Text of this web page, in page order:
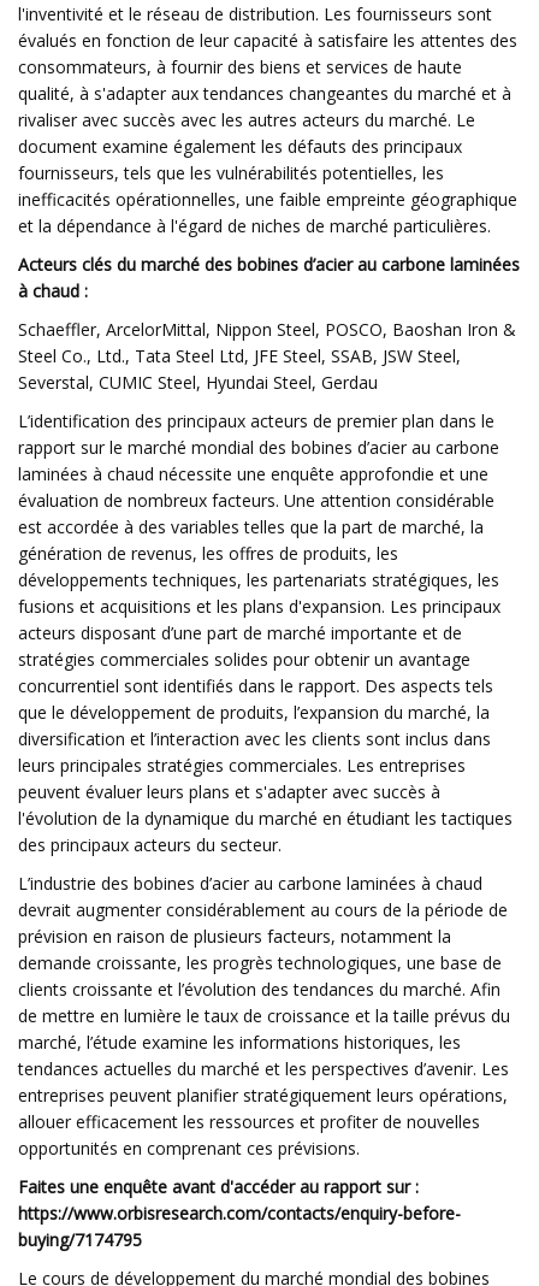
l'inventivité et le réseau de distribution. Les fournisseurs sont
évalués en fonction de leur capacité à satisfaire les attentes des
consommateurs, à fournir des biens et services de haute
qualité, à s'adapter aux tendances changeantes du marché et à
rivaliser avec succès avec les autres acteurs du marché. Le
document examine également les défauts des principaux
fournisseurs, tels que les vulnérabilités potentielles, les
inefficacités opérationnelles, une faible empreinte géographique
et la dépendance à l'égard de niches de marché particulières.
Acteurs clés du marché des bobines d’acier au carbone laminées
à chaud :
Schaeffler, ArcelorMittal, Nippon Steel, POSCO, Baoshan Iron &
Steel Co., Ltd., Tata Steel Ltd, JFE Steel, SSAB, JSW Steel,
Severstal, CUMIC Steel, Hyundai Steel, Gerdau
L’identification des principaux acteurs de premier plan dans le
rapport sur le marché mondial des bobines d’acier au carbone
laminées à chaud nécessite une enquête approfondie et une
évaluation de nombreux facteurs. Une attention considérable
est accordée à des variables telles que la part de marché, la
génération de revenus, les offres de produits, les
développements techniques, les partenariats stratégiques, les
fusions et acquisitions et les plans d'expansion. Les principaux
acteurs disposant d’une part de marché importante et de
stratégies commerciales solides pour obtenir un avantage
concurrentiel sont identifiés dans le rapport. Des aspects tels
que le développement de produits, l’expansion du marché, la
diversification et l’interaction avec les clients sont inclus dans
leurs principales stratégies commerciales. Les entreprises
peuvent évaluer leurs plans et s'adapter avec succès à
l'évolution de la dynamique du marché en étudiant les tactiques
des principaux acteurs du secteur.
L’industrie des bobines d’acier au carbone laminées à chaud
devrait augmenter considérablement au cours de la période de
prévision en raison de plusieurs facteurs, notamment la
demande croissante, les progrès technologiques, une base de
clients croissante et l’évolution des tendances du marché. Afin
de mettre en lumière le taux de croissance et la taille prévus du
marché, l’étude examine les informations historiques, les
tendances actuelles du marché et les perspectives d’avenir. Les
entreprises peuvent planifier stratégiquement leurs opérations,
allouer efficacement les ressources et profiter de nouvelles
opportunités en comprenant ces prévisions.
Faites une enquête avant d'accéder au rapport sur :
https://www.orbisresearch.com/contacts/enquiry-before-
buying/7174795
Le cours de développement du marché mondial des bobines